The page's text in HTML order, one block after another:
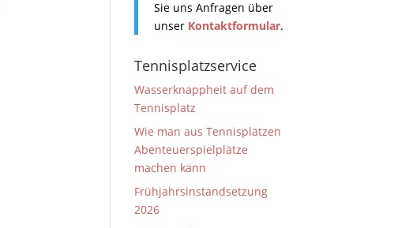
Sie uns Anfragen über
unser Kontaktformular.
Tennisplatzservice
Wasserknappheit auf dem
Tennisplatz
Wie man aus Tennisplätzen
Abenteuerspielplätze
machen kann
Frühjahrsinstandsetzung
2026